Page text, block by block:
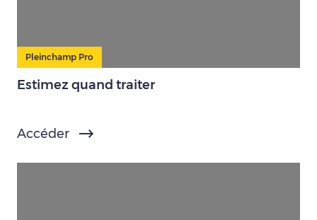
Pleinchamp Pro
Estimez quand traiter
Accéder